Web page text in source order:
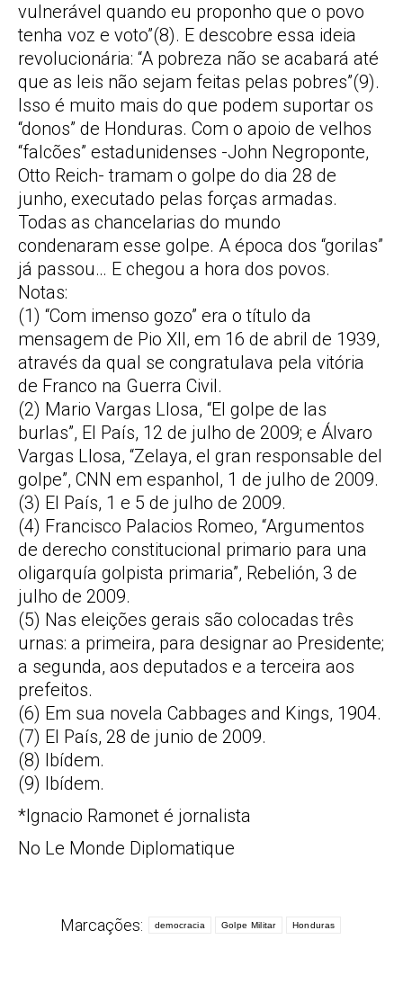
vulnerável quando eu proponho que o povo
tenha voz e voto”(8). E descobre essa ideia
revolucionária: “A pobreza não se acabará até
que as leis não sejam feitas pelas pobres”(9).
Isso é muito mais do que podem suportar os
“donos” de Honduras. Com o apoio de velhos
“falcões” estadunidenses -John Negroponte,
Otto Reich- tramam o golpe do dia 28 de
junho, executado pelas forças armadas.
Todas as chancelarias do mundo
condenaram esse golpe. A época dos “gorilas”
já passou… E chegou a hora dos povos.
Notas:
(1) “Com imenso gozo” era o título da
mensagem de Pio XII, em 16 de abril de 1939,
através da qual se congratulava pela vitória
de Franco na Guerra Civil.
(2) Mario Vargas Llosa, “El golpe de las
burlas”, El País, 12 de julho de 2009; e Álvaro
Vargas Llosa, “Zelaya, el gran responsable del
golpe”, CNN em espanhol, 1 de julho de 2009.
(3) El País, 1 e 5 de julho de 2009.
(4) Francisco Palacios Romeo, “Argumentos
de derecho constitucional primario para una
oligarquía golpista primaria”, Rebelión, 3 de
julho de 2009.
(5) Nas eleições gerais são colocadas três
urnas: a primeira, para designar ao Presidente;
a segunda, aos deputados e a terceira aos
prefeitos.
(6) Em sua novela Cabbages and Kings, 1904.
(7) El País, 28 de junio de 2009.
(8) Ibídem.
(9) Ibídem.
*Ignacio Ramonet é jornalista
No Le Monde Diplomatique
Marcações: democracia Golpe Militar Honduras